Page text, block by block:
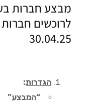
מבצע חברות
לרוכשים
30.04.25
הגדרות:
“המבצע”